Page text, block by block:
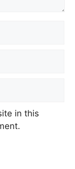
in this